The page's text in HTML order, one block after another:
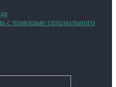
с помощью специального